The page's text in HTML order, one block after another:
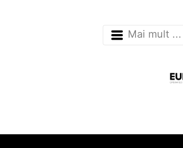
Mai mult ...